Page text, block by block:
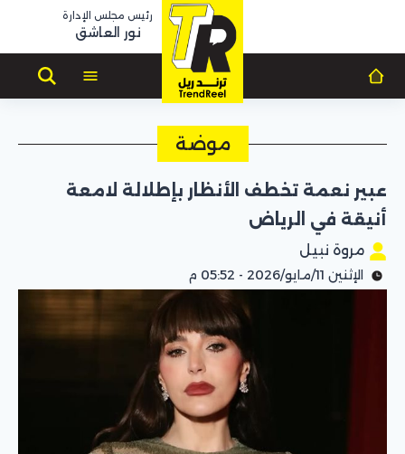
رئيس مجلس الإدارة
نور العاشق
موضة
عبير نعمة تخطف الأنظار بإطلالة لامعة
أنيقة في الرياض
مروة نبيل
الإثنين 11/مايو/2026 - 05:52 م